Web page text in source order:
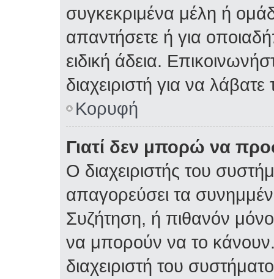
συγκεκριμένα μέλη ή
απαντήσετε ή για
ειδική άδεια.
διαχειριστή για να λάβατε
Κορυφή
Γιατί δεν μπορώ να
Ο διαχειριστής του
απαγορεύσει τα
Συζήτηση, ή πιθανόν
να μπορούν να το
διαχειριστή του